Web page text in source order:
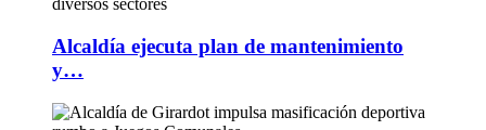
Alcaldía ejecuta plan de mantenimiento
y…